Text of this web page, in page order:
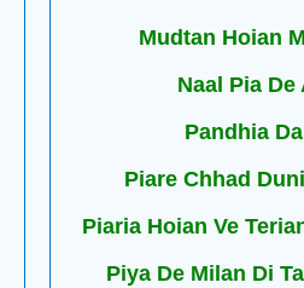
Mudtan Hoian
Naal Pia De
Pandhia
Piare Chhad
Piaria Hoian Ve
Piya De Milan Di